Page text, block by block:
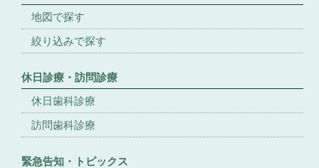
地図で探す
絞り込みで探す
休日診療・訪問診療
休日歯科診療
訪問歯科診療
緊急告知・トピックス